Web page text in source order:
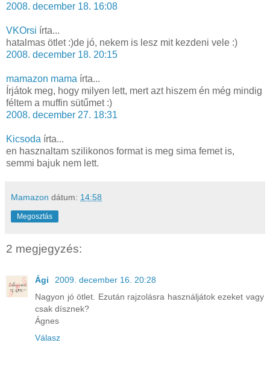
2008. december 18. 16:08
VKOrsi írta...
hatalmas ötlet :)de jó, nekem is lesz mit kezdeni vele :)
2008. december 18. 20:15
mamazon mama írta...
Írjátok meg, hogy milyen lett, mert azt hiszem én még mindig
féltem a muffin sütűmet :)
2008. december 27. 18:31
Kicsoda írta...
en hasznaltam szilikonos format is meg sima femet is,
semmi bajuk nem lett.
Mamazon dátum: 14:58
Megosztás
2 megjegyzés:
Ági
2009. december 16. 20:28
Nagyon jó ötlet. Ezután rajzolásra használjátok ezeket vagy
csak dísznek?
Ágnes
Válasz